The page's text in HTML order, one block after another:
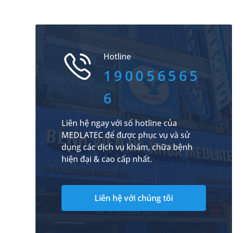
Hotline
190056565
6
Liên hệ ngay với số hotline của
MEDLATEC để được phục vụ và sử
dụng các dịch vụ khám, chữa bệnh
hiện đại & cao cấp nhất.
Liên hệ với chúng tôi